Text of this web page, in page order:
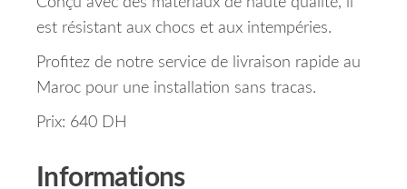
est résistant aux chocs et aux intempéries.
Profitez de notre service de livraison rapide au
Maroc pour une installation sans tracas.
Prix: 640 DH
Informations